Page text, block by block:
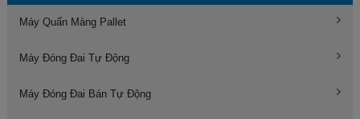
Máy Quấn Màng Pallet
Máy Đóng Đai Tự Động
Máy Đóng Đai Bán Tự Động